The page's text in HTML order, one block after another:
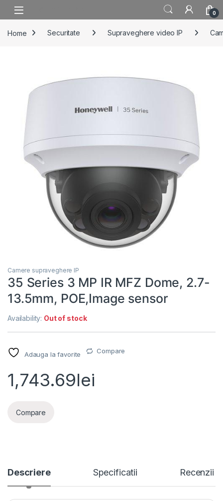
Skip to navigation
Skip to content
0
Home Securitate Supraveghere video IP
Camere supraveghere IP
35 Series 3 MP IR MFZ Dome, 2.7-
13.5mm, POE,Image sensor
Availability: Out of stock
Adauga la favorite Compare
1,743.69lei
Compare
Descriere Specificatii Recenzii